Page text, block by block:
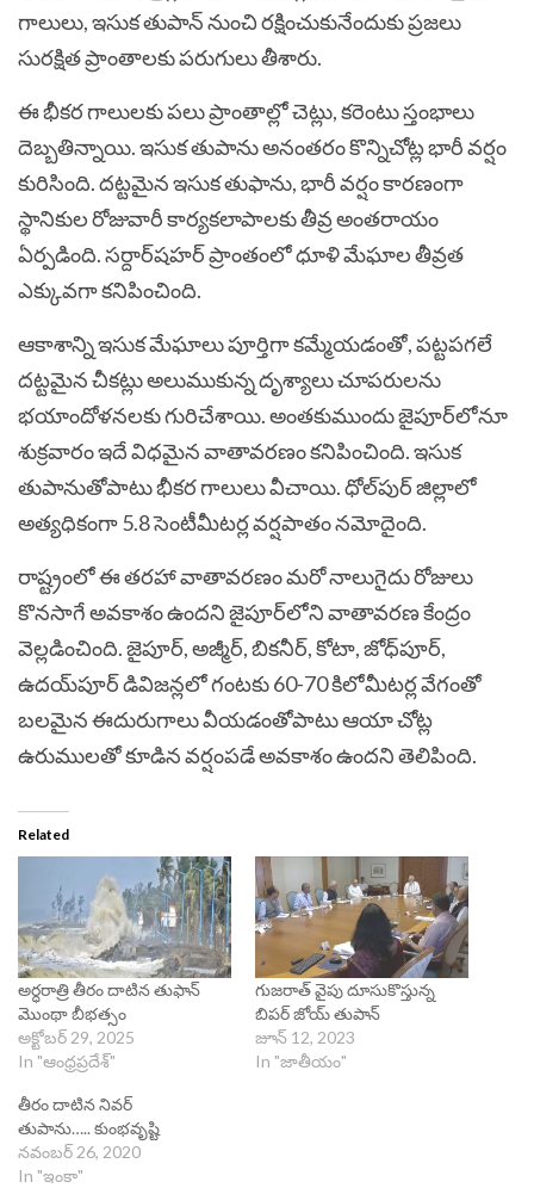
గాలులు, ఇసుక తుపాన్ నుంచి రక్షించుకునేందుకు ప్రజలు
సురక్షిత ప్రాంతాలకు పరుగులు తీశారు.
ఈ భీకర గాలులకు పలు ప్రాంతాల్లో చెట్లు, కరెంటు స్తంభాలు
దెబ్బతిన్నాయి. ఇసుక తుపాను అనంతరం కొన్నిచోట్ల భారీ వర్షం
కురిసింది. దట్టమైన ఇసుక తుఫాను, భారీ వర్షం కారణంగా
స్థానికుల రోజువారీ కార్యకలాపాలకు తీవ్ర అంతరాయం
ఏర్పడింది. సర్దార్‌షహర్ ప్రాంతంలో ధూళి మేఘాల తీవ్రత
ఎక్కువగా కనిపించింది.
ఆకాశాన్ని ఇసుక మేఘాలు పూర్తిగా కమ్మేయడంతో, పట్టపగలే
దట్టమైన చీకట్లు అలుముకున్న దృశ్యాలు చూపరులను
భయాందోళనలకు గురిచేశాయి.అంతకుముందు జైపూర్‌లోనూ
శుక్రవారం ఇదే విధమైన వాతావరణం కనిపించింది. ఇసుక
తుపానుతోపాటు భీకర గాలులు వీచాయి. ధోల్‌పుర్‌ జిల్లాలో
అత్యధికంగా 5.8 సెంటీమీటర్ల వర్షపాతం నమోదైంది.
రాష్ట్రంలో ఈ తరహా వాతావరణం మరో నాలుగైదు రోజులు
కొనసాగే అవకాశం ఉందని జైపూర్‌లోని వాతావరణ కేంద్రం
వెల్లడించింది. జైపూర్‌, అజ్మీర్, బికనీర్‌, కోటా, జోధ్‌పూర్‌,
ఉదయ్‌పూర్‌ డివిజన్లలో గంటకు 60-70 కిలోమీటర్ల వేగంతో
బలమైన ఈదురుగాలు వీయడంతోపాటు ఆయా చోట్ల
ఉరుములతో కూడిన వర్షంపడే అవకాశం ఉందని తెలిపింది.
Related
అర్ధరాత్రి తీరం దాటిన తుఫాన్‌
మొంథా బీభత్సం
అక్టోబర్ 29, 2025
In "ఆంధ్రప్రదేశ్"
గుజరాత్ వైపు దూసుకొస్తున్న
బిప‌ర్ జోయ్ తుపాన్
జూన్ 12, 2023
In "జాతీయం"
తీరం దాటిన నివర్
తుపాను….. కుంభవృష్టి
నవంబర్ 26, 2020
In "ఇంకా"